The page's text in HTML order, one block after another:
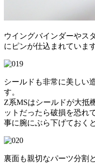
ウイングバインダーやス
にピンが仕込まれています
シールドも非常に美しい
す。
Z系MSはシールドが大抵
ットだったら破損を恐れ
事に腕にぶら下げておく
裏面も親切なパーツ分割